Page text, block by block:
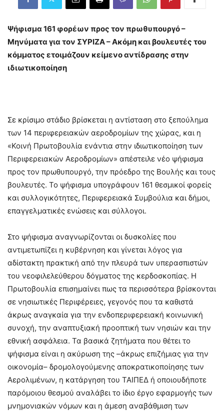
Ψήφισμα 161 φορέων προς τον πρωθυπουργό –
Μηνύματα για τον ΣΥΡΙΖΑ – Ακόμη και βουλευτές του
κόμματος ετοιμάζουν κείμενο αντίδρασης στην
ιδιωτικοποίηση
Σε κρίσιμο στάδιο βρίσκεται η αντίσταση στο ξεπούλημα
των 14 περιφερειακών αεροδρομίων της χώρας, και η
«Κοινή Πρωτοβουλία ενάντια στην ιδιωτικοποίηση των
Περιφερειακών Αεροδρομίων» απέστειλε νέο ψήφισμα
προς τον πρωθυπουργό, την πρόεδρο της Βουλής και τους
βουλευτές. Το ψήφισμα υπογράφουν 161 θεσμικοί φορείς
και συλλογικότητες, Περιφερειακά Συμβούλια και δήμοι,
επαγγελματικές ενώσεις και σύλλογοι.
Στο ψήφισμα αναγνωρίζονται οι δυσκολίες που
αντιμετωπίζει η κυβέρνηση και γίνεται λόγος για
αδίστακτη πρακτική από την πλευρά των υπερασπιστών
του νεοφιλελεύθερου δόγματος της κερδοσκοπίας. Η
Πρωτοβουλία επισημαίνει πως τα περισσότερα βρίσκονται
σε νησιωτικές Περιφέρειες, γεγονός που τα καθιστά
άκρως αναγκαία για την ενδοπεριφερειακή κοινωνική
συνοχή, την αναπτυξιακή προοπτική των νησιών και την
εθνική ασφάλεια. Τα βασικά ζητήματα που θέτει το
ψήφισμα είναι η ακύρωση της –άκρως επιζήμιας για την
οικονομία– δρομολογούμενης αποκρατικοποίησης των
Αερολιμένων, η κατάργηση του ΤΑΙΠΕΔ ή οποιουδήποτε
παρόμοιου θεσμού αναλάβει το ίδιο έργο εφαρμογής των
μνημονιακών νόμων και η άμεση αναβάθμιση των